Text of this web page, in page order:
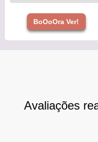
BoOoOra Ver!
Avaliações